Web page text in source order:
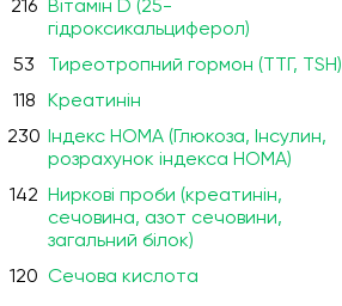
216
Вітамін D (25-
гідроксикальциферол)
53 Тиреотропний гормон (ТТГ, TSH)
118 Креатинін
230
Індекс НОМА (Глюкоза, Інсулин,
розрахунок індекса НОМА)
142
Ниркові проби (креатинін,
сечовина, азот сечовини,
загальний білок)
120 Сечова кислота